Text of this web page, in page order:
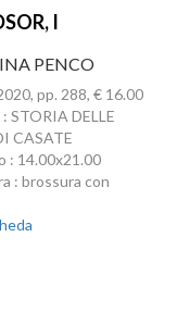
I
PENCO
pp. 288, € 16.00
STORIA DELLE
CASATE
: 14.00x21.00
: brossura con